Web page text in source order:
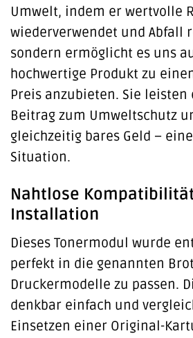
Umwelt, indem er wertvolle
wiederverwendet und Abfall
sondern ermöglicht es uns
hochwertige Produkt zu
Preis anzubieten. Sie
Beitrag zum Umweltschutz
gleichzeitig bares Geld –
Situation.
Nahtlose
Installation
Dieses Tonermodul wurde
perfekt in die genannten
Druckermodelle zu passen.
denkbar einfach und
Einsetzen einer Original-